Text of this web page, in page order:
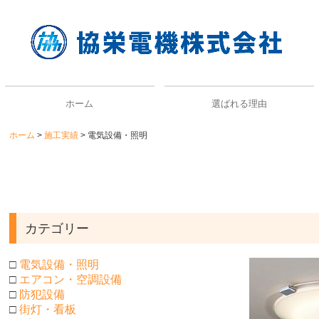
ホーム 選ばれる理由
ホーム 施工実績 電気設備・照明
カテゴリー
□ 電気設備・照明
□ エアコン・空調設備
□ 防犯設備
□ 街灯・看板